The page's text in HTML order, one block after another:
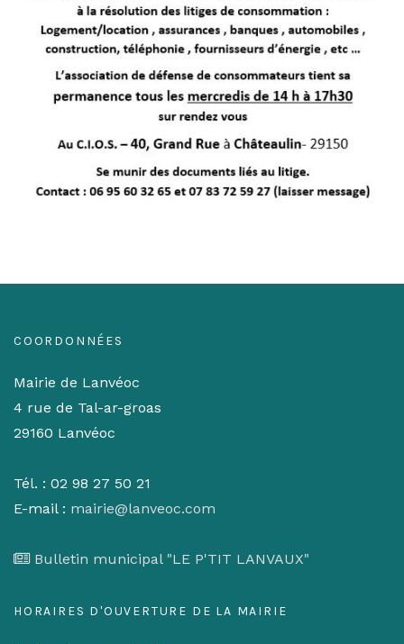
COORDONNÉES
Mairie de Lanvéoc
4 rue de Tal-ar-groas
29160 Lanvéoc
Tél. : 02 98 27 50 21
E-mail : mairie@lanveoc.com
Bulletin municipal "LE P'TIT LANVAUX"
HORAIRES D'OUVERTURE DE LA MAIRIE